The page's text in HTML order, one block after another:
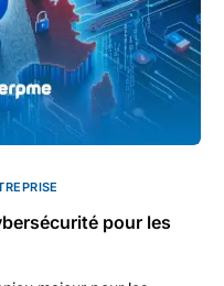
pour les